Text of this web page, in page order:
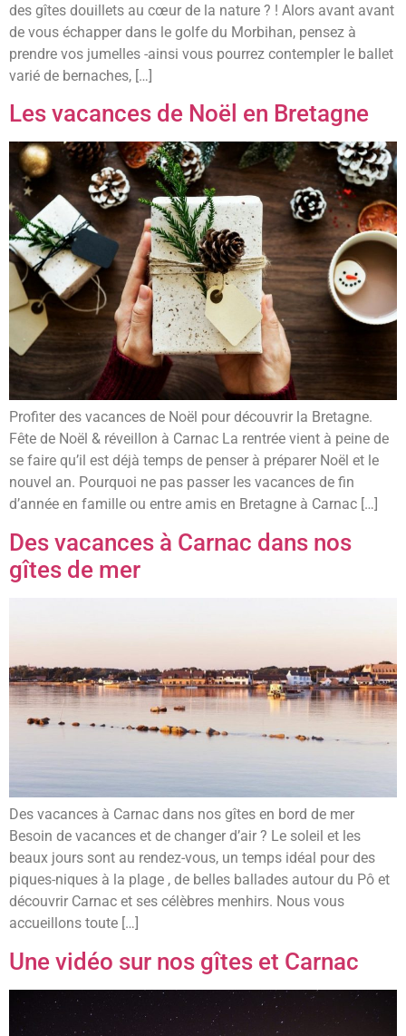
des gîtes douillets au cœur de la nature ? ! Alors avant avant
de vous échapper dans le golfe du Morbihan, pensez à
prendre vos jumelles -ainsi vous pourrez contempler le ballet
varié de bernaches, […]
Les vacances de Noël en Bretagne
Profiter des vacances de Noël pour découvrir la Bretagne.
Fête de Noël & réveillon à Carnac La rentrée vient à peine de
se faire qu’il est déjà temps de penser à préparer Noël et le
nouvel an. Pourquoi ne pas passer les vacances de fin
d’année en famille ou entre amis en Bretagne à Carnac […]
Des vacances à Carnac dans nos
gîtes de mer
Des vacances à Carnac dans nos gîtes en bord de mer
Besoin de vacances et de changer d’air ? Le soleil et les
beaux jours sont au rendez-vous, un temps idéal pour des
piques-niques à la plage , de belles ballades autour du Pô et
découvrir Carnac et ses célèbres menhirs. Nous vous
accueillons toute […]
Une vidéo sur nos gîtes et Carnac